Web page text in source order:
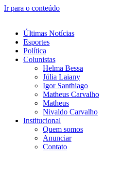
Ir para o conteúdo
Últimas Notícias
Esportes
Política
Colunistas
Helma Bessa
Júlia Laiany
Igor Santhiago
Matheus Carvalho
Matheus
Nivaldo Carvalho
Institucional
Quem somos
Anunciar
Contato